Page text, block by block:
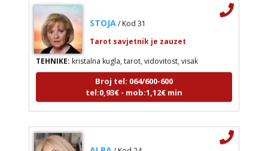
STOJA / Kod 31
Tarot savjetnik je zauzet
TEHNIKE:kristalna kugla, tarot, vidovitost, visak
Broj tel: 064/600-600
tel:0,93€ - mob:1,12€ min
ALBA / Kod 24